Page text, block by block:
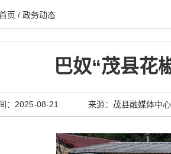
页 / 政务动态
巴奴“茂县花
：2025-08-21 来源：茂县融媒体中心